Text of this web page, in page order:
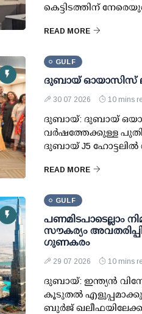
കെട്ടിടത്തിന്
READ MORE
GULF
ദുബായ് ഓയാസിസ്
30 07 2026 10 mins
ദുബായ്: ദുബായ്
വർഷത്തേക്കുള്ള
ദുബായ് J5
READ MORE
GULF
പണമിടപാടെല്ലാം
സൗകര്യം
ഗുണകരം
29 07 2026 10 mins
ദുബായ്: ഇന്ത്യൻ
കൂടുതൽ
ബുർജ്